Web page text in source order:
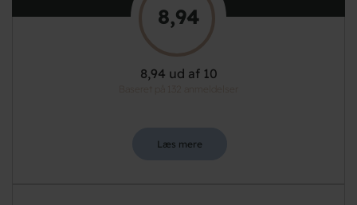
8,94
8,94 ud af 10
Baseret på 132 anmeldelser
Læs mere